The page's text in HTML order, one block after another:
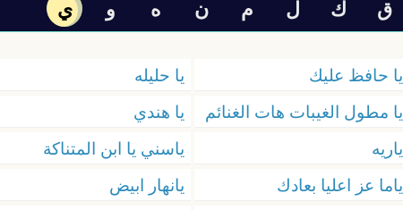
ق ك ل م ن ه و ي
يا حافظ عليك يا حليله
يا مطول الغيبات هات الغنائم يا هندي
ياريه ياسني يا ابن المتناكة
ياما عز اعليا بعادك يانهار ابيض